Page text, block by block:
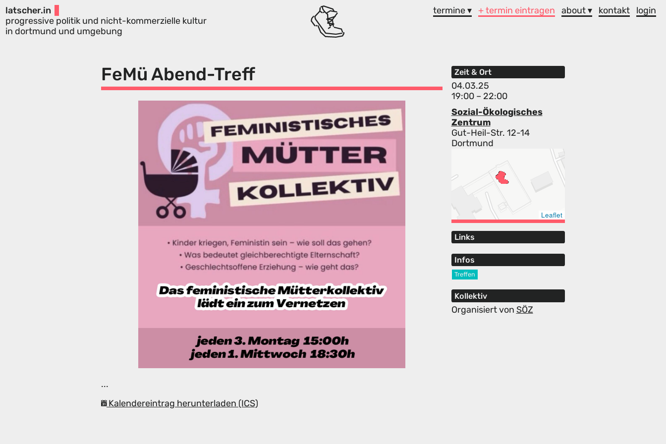
latscher.in
progressive politik und nicht-kommerzielle kultur
in dortmund und umgebung
termine ▾ + termin eintragen about ▾ kontakt login
FeMü Abend-Treff Zeit & Ort
04.03.25
19:00 – 22:00
Sozial-Ökologisches
Zentrum
Gut-Heil-Str. 12-14
Dortmund
Leaflet
Links
Infos
Treffen
Kollektiv
Organisiert von SÖZ
...
Kalendereintrag herunterladen (ICS)